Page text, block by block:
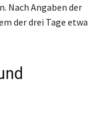
Nach Angaben der
der drei Tage etwa